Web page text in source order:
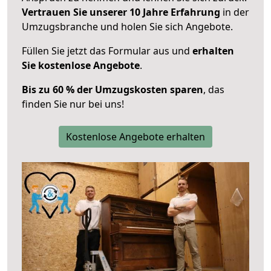
Vertrauen Sie unserer 10 Jahre Erfahrung in der
Umzugsbranche und holen Sie sich Angebote.
Füllen Sie jetzt das Formular aus und erhalten
Sie kostenlose Angebote.
Bis zu 60 % der Umzugskosten sparen, das
finden Sie nur bei uns!
Kostenlose Angebote erhalten